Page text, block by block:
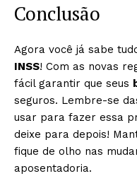
Conclusão
Agora você já sabe
INSS! Com as novas
fácil garantir que seus
seguros. Lembre-se
usar para fazer essa
deixe para depois!
fique de olho nas
aposentadoria.